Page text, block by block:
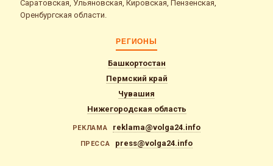
Саратовская, Ульяновская, Кировская, Пензенская,
Оренбургская области.
РЕГИОНЫ
Башкортостан
Пермский край
Чувашия
Нижегородская область
РЕКЛАМА reklama@volga24.info
ПРЕССА press@volga24.info